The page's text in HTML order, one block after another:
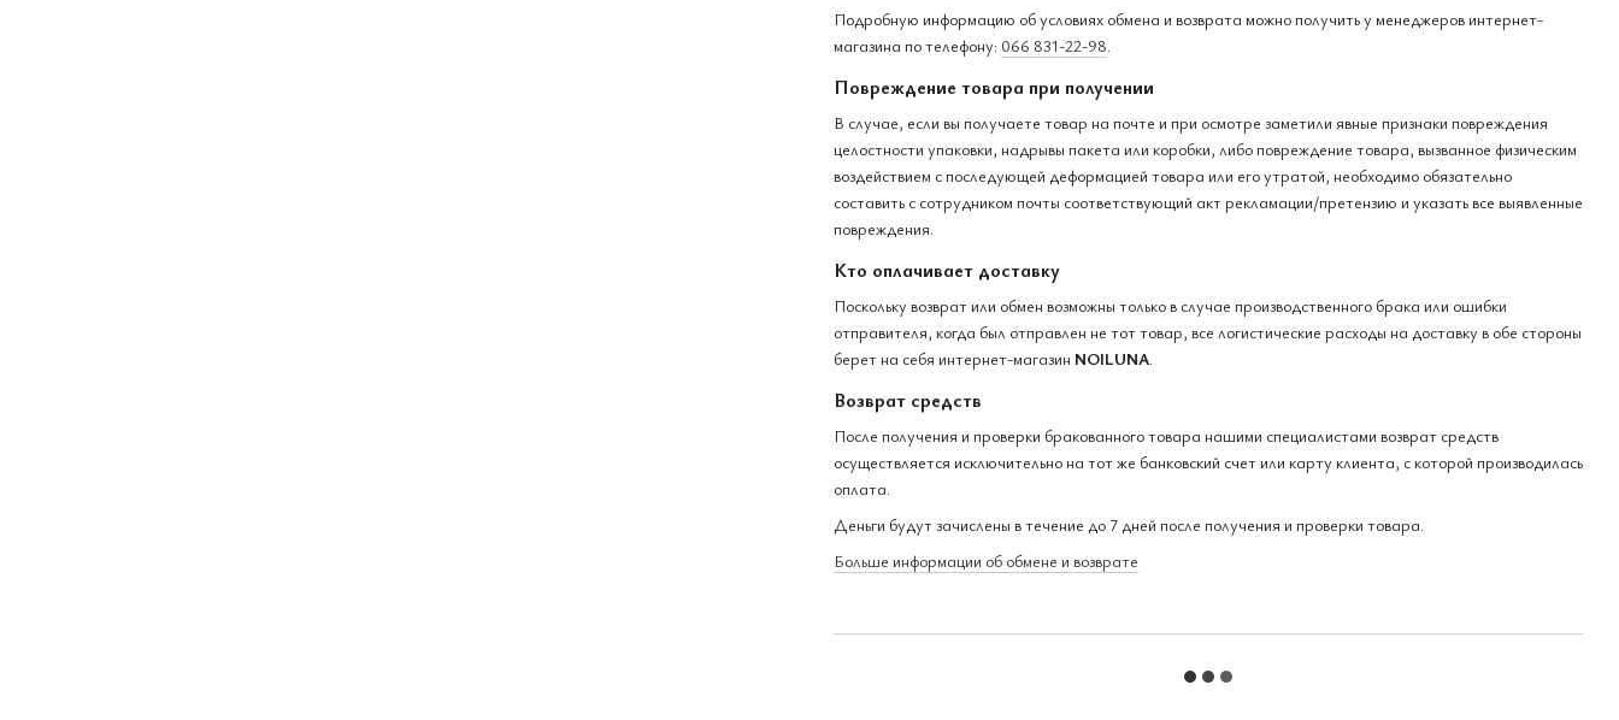
Подробную информацию об условиях обмена и возврата можно получить у менеджеров интернет-
магазина по телефону: 066 831-22-98
Повреждение товара при получении
В случае, если вы получаете товар на почте и при осмотре заметили явные признаки повреждения
целостности упаковки, надрывы пакета или коробки, либо повреждение товара, вызванное физическим
воздействием с последующей деформацией товара или его утратой, необходимо обязательно
составить с сотрудником почты соответствующий акт рекламации/претензию и указать все выявленные
повреждения.
Кто оплачивает доставку
Поскольку возврат или обмен возможны только в случае производственного брака или ошибки
отправителя, когда был отправлен не тот товар, все логистические расходы на доставку в обе стороны
берет на себя интернет-магазин NOILUNA
Возврат средств
После получения и проверки бракованного товара нашими специалистами возврат средств
осуществляется исключительно на тот же банковский счет или карту клиента, с которой производилась
оплата.
Деньги будут зачислены в течение до 7 дней после получения и проверки товара.
Больше информации об обмене и возврате